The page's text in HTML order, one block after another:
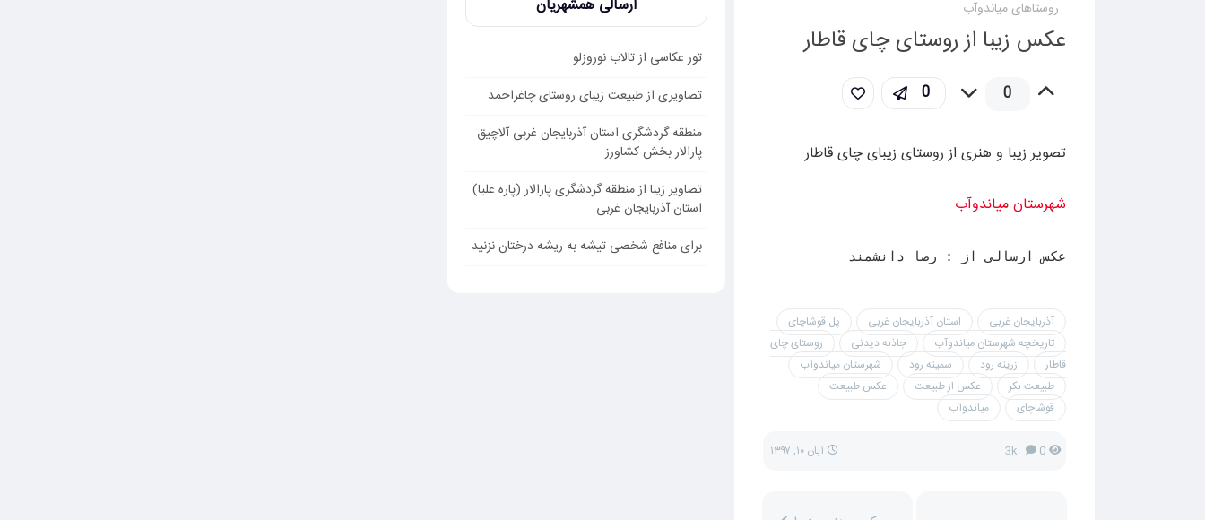
روستاهای میاندوآب
عکس زیبا از روستای چای قاطار
0
0
تصویر زیبا و هنری از روستای زیبای چای قاطار
شهرستان میاندوآب
عکس ارسالی از : رضا دانشمند
آذربایجان غربی استان آذربایجان غربی
پل قوشاچای
تاریخچه شهرستان میاندوآب
جاذبه دیدنی
روستای چای
قاطار
زرینه رود سمینه رود
شهرستان میاندوآب
طبیعت بکر
عکس از طبیعت
عکس طبیعت
قوشاچای
میاندوآب
3k 0 آبان ۱۰, ۱۳۹۷
ارسالی همشهریان
تور عکاسی از تالاب نوروزلو
تصاویری از طبیعت زیبای روستای چاغراحمد
منطقه گردشگری استان آذربایجان غربی آلاچیق
پارالار بخش کشاورز
تصاویر زیبا از منطقه گردشگری پارالار (پاره علیا)
استان آذربایجان غربی
برای منافع شخصی تیشه به ریشه درختان نزنید